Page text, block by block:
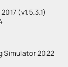
(v1.5.3.1)
Simulator 2022